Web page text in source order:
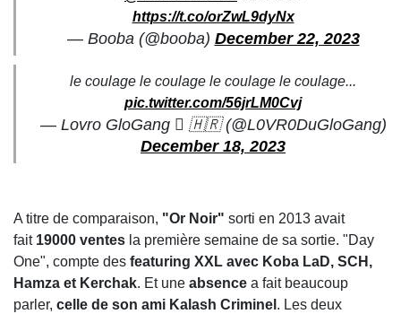
https://t.co/orZwL9dyNx
— Booba (@booba) December 22, 2023
le coulage le coulage le coulage le coulage...
pic.twitter.com/56jrLM0Cvj
— Lovro GloGang  🇭🇷 (@L0VR0DuGloGang)
December 18, 2023
A titre de comparaison, "Or Noir" sorti en 2013 avait
fait 19000 ventes la première semaine de sa sortie. "Day
One", compte des featuring XXL avec Koba LaD, SCH,
Hamza et Kerchak. Et une absence a fait beaucoup
parler, celle de son ami Kalash Criminel . Les deux